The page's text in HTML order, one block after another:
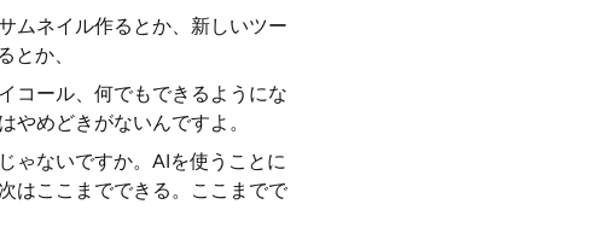
ムネイル作るとか、新しいツー
とか、
コール、何でもできるようにな
めどきがないんですよ。
ゃないですか。AIを使うことに
はここまでできる。ここまでで